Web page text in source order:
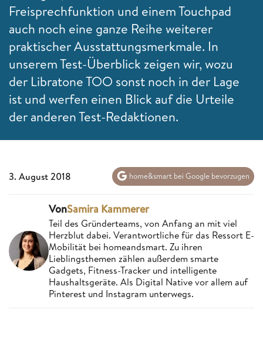
Freisprechfunktion und einem Touchpad
auch noch eine ganze Reihe weiterer
praktischer Ausstattungsmerkmale. In
unserem Test-Überblick zeigen wir, wozu
der Libratone TOO sonst noch in der Lage
ist und werfen einen Blick auf die Urteile
der anderen Test-Redaktionen.
3. August 2018 home&smart bei Google bevorzugen
VonSamira Kammerer
Teil des Gründerteams, von Anfang an mit viel
Herzblut dabei. Verantwortliche für das Ressort E-
Mobilität bei homeandsmart. Zu ihren
Lieblingsthemen zählen außerdem smarte
Gadgets, Fitness-Tracker und intelligente
Haushaltsgeräte. Als Digital Native vor allem auf
Pinterest und Instagram unterwegs.